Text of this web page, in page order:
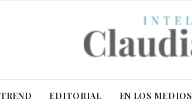
TREND EDITORIAL EN LOS MEDIOS